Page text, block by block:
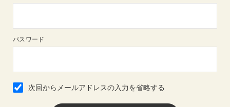
パスワード
次回からメールアドレスの入力を省略する